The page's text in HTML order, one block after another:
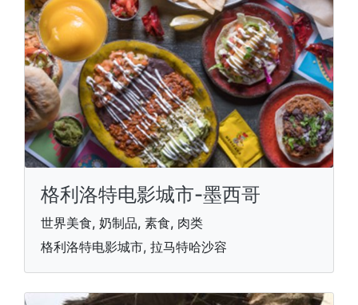
格利洛特电影城市-墨西哥
世界美食, 奶制品, 素食, 肉类
格利洛特电影城市, 拉马特哈沙容